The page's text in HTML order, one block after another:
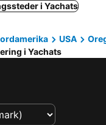
i Yachats
USA
i Yachats